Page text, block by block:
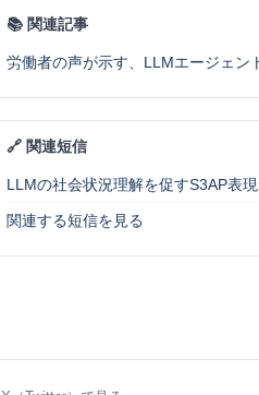
📚 関連記事
労働者の声が示す、LLMエージェン
🔗 関連短信
LLMの社会状況理解を促すS3AP表
関連する短信を見る